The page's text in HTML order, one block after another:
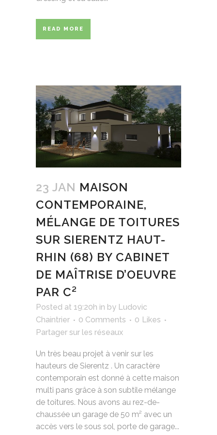
READ MORE
23 JAN MAISON
CONTEMPORAINE,
MÉLANGE DE TOITURES
SUR SIERENTZ HAUT-
RHIN (68) BY CABINET
DE MAÎTRISE D’OEUVRE
PAR C²
Posted at 19:20h in by Ludovic
Chaintrier
0 Comments 0 Likes
Partager sur les réseaux
Un très beau projet à venir sur les
hauteurs de Sierentz . Un caractère
contemporain est donné à cette maison
multi pans grâce à son subtile mélange
de toitures. Nous avons au rez-de-
chaussée un garage de 50 m² avec un
accès vers le sous sol, porte de garage...